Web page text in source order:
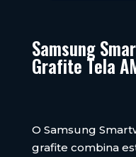
Samsung
Grafite Tela
O Samsung
grafite combina